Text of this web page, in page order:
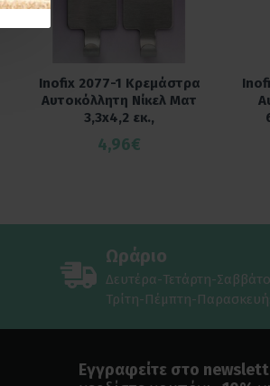
Inofix 2077-1 Κρεμάστρα
Αυτοκόλλητη Νίκελ Ματ
3,3x4,2 εκ.,
4,96€
Ωράριο
Δευτέρα-Τετάρτη-
Τρίτη-Πέμπτη-
Εγγραφείτε στο